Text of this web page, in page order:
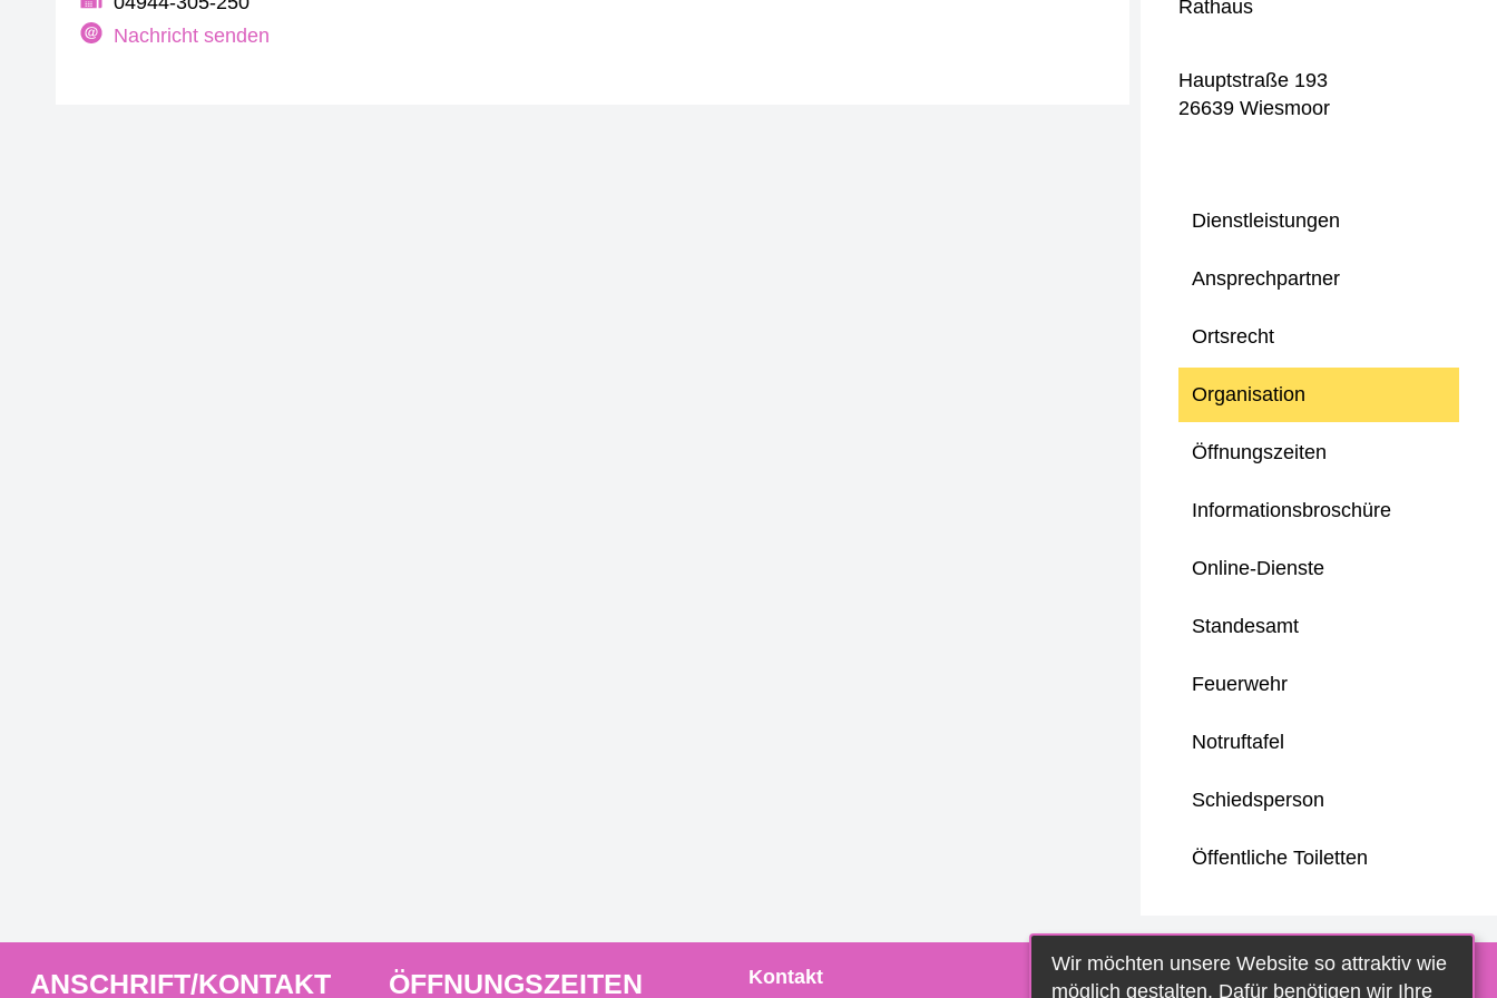
Nachricht senden
Dienstleistungen
Ansprechpartner
Ortsrecht
Organisation
Öffnungszeiten
Informationsbroschüre
Online-Dienste
Standesamt
Feuerwehr
Notruftafel
Schiedsperson
Öffentliche Toiletten
Rathaus
Hauptstraße 193
26639 Wiesmoor
ANSCHRIFT/KONTAKT ÖFFNUNGSZEITEN Kontakt
Wir möchten unsere Website so attraktiv wie
möglich gestalten. Dafür benötigen wir Ihre